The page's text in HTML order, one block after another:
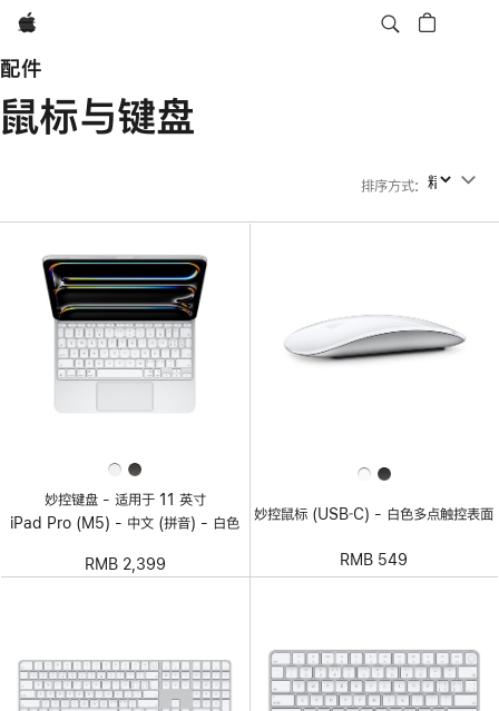
Apple
配件
鼠标与键盘
排序方式: 排序方式
妙控键盘 - 适用于 11 英寸
iPad Pro (M5) - 中文 (拼音) - 白色
RMB 2,399
妙控鼠标 (USB‑C) - 白色多点触控表面
RMB 549